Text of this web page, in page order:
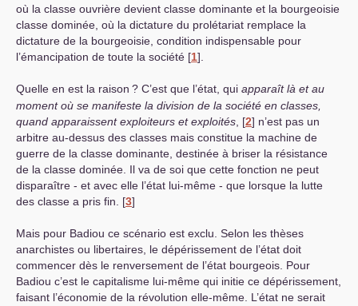
où la classe ouvrière devient classe dominante et la bourgeoisie
classe dominée, où la dictature du prolétariat remplace la
dictature de la bourgeoisie, condition indispensable pour
l’émancipation de toute la société [1]
Quelle en est la raison ? C’est que l’état, qui apparaît là et au
moment où se manifeste la division de la société en classes,
quand apparaissent exploiteurs et exploités [2] n’est pas un
arbitre au-dessus des classes mais constitue la machine de
guerre de la classe dominante, destinée à briser la résistance
de la classe dominée. Il va de soi que cette fonction ne peut
disparaître - et avec elle l’état lui-même - que lorsque la lutte
des classe a pris fin.
[3]
Mais pour Badiou ce scénario est exclu. Selon les thèses
anarchistes ou libertaires, le dépérissement de l’état doit
commencer dès le renversement de l’état bourgeois. Pour
Badiou c’est le capitalisme lui-même qui initie ce dépérissement,
faisant l’économie de la révolution elle-même. L’état ne serait